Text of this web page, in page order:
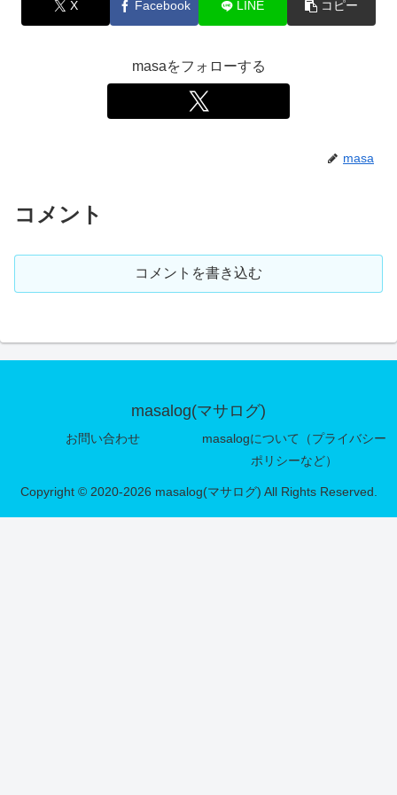
X Facebook LINE コピー
masaをフォローする
masa
コメント
コメントを書き込む
masalog(マサログ)
お問い合わせ
masalogについて（プライバシー
ポリシーなど）
Copyright © 2020-2026 masalog(マサログ) All Rights Reserved.